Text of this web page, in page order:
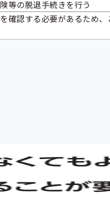
等の脱退手続きを行う
確認する必要があるため